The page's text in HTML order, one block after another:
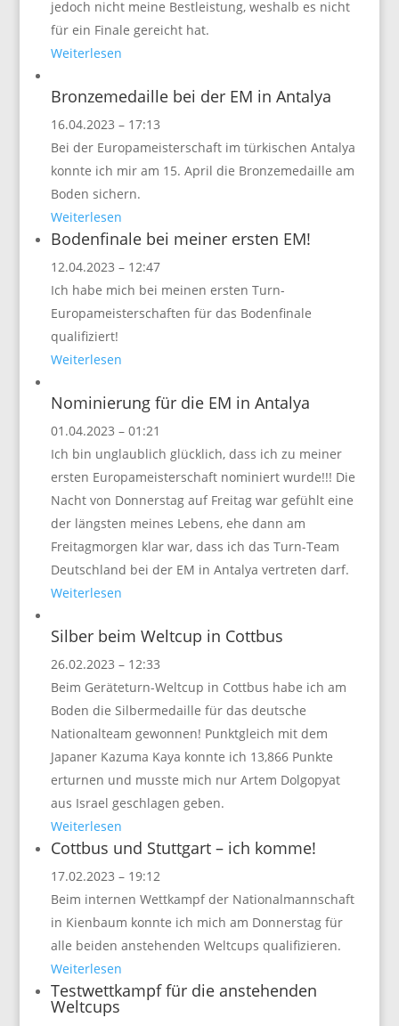
jedoch nicht meine Bestleistung, weshalb es nicht
für ein Finale gereicht hat.
Weiterlesen
Bronzemedaille bei der EM in Antalya
16.04.2023 – 17:13
Bei der Europameisterschaft im türkischen Antalya
konnte ich mir am 15. April die Bronzemedaille am
Boden sichern.
Weiterlesen
Bodenfinale bei meiner ersten EM!
12.04.2023 – 12:47
Ich habe mich bei meinen ersten Turn-
Europameisterschaften für das Bodenfinale
qualifiziert!
Weiterlesen
Nominierung für die EM in Antalya
01.04.2023 – 01:21
Ich bin unglaublich glücklich, dass ich zu meiner
ersten Europameisterschaft nominiert wurde!!! Die
Nacht von Donnerstag auf Freitag war gefühlt eine
der längsten meines Lebens, ehe dann am
Freitagmorgen klar war, dass ich das Turn-Team
Deutschland bei der EM in Antalya vertreten darf.
Weiterlesen
Silber beim Weltcup in Cottbus
26.02.2023 – 12:33
Beim Geräteturn-Weltcup in Cottbus habe ich am
Boden die Silbermedaille für das deutsche
Nationalteam gewonnen! Punktgleich mit dem
Japaner Kazuma Kaya konnte ich 13,866 Punkte
erturnen und musste mich nur Artem Dolgopyat
aus Israel geschlagen geben.
Weiterlesen
Cottbus und Stuttgart – ich komme!
17.02.2023 – 19:12
Beim internen Wettkampf der Nationalmannschaft
in Kienbaum konnte ich mich am Donnerstag für
alle beiden anstehenden Weltcups qualifizieren.
Weiterlesen
Testwettkampf für die anstehenden
Weltcups